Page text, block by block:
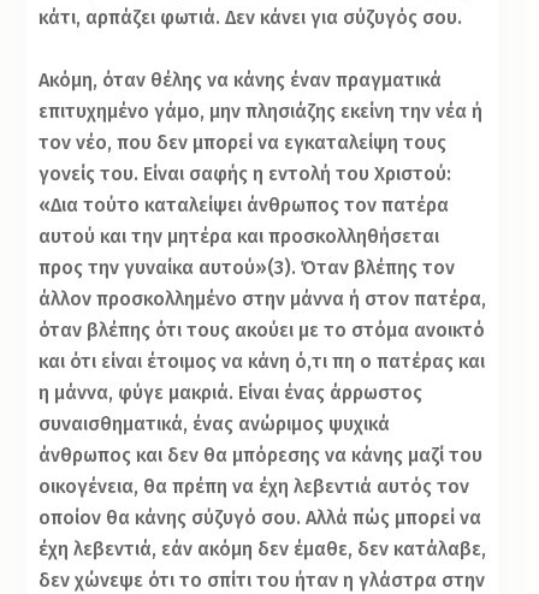
κάτι, αρπάζει φωτιά. Δεν κάνει για σύζυγός σου.
Ακόμη, όταν θέλης να κάνης έναν πραγματικά
επιτυχημένο γάμο, μην πλησιάζης εκείνη την νέα ή
τον νέο, που δεν μπορεί να εγκαταλείψη τους
γονείς του. Είναι σαφής η εντολή του Χριστού:
«Δια τούτο καταλείψει άνθρωπος τον πατέρα
αυτού και την μητέρα και προσκολληθήσεται
προς την γυναίκα αυτού»(3). Όταν βλέπης τον
άλλον προσκολλημένο στην μάννα ή στον πατέρα,
όταν βλέπης ότι τους ακούει με το στόμα ανοικτό
και ότι είναι έτοιμος να κάνη ό,τι πη ο πατέρας και
η μάννα, φύγε μακριά. Είναι ένας άρρωστος
συναισθηματικά, ένας ανώριμος ψυχικά
άνθρωπος και δεν θα μπόρεσης να κάνης μαζί του
οικογένεια, θα πρέπη να έχη λεβεντιά αυτός τον
οποίον θα κάνης σύζυγό σου. Αλλά πώς μπορεί να
έχη λεβεντιά, εάν ακόμη δεν έμαθε, δεν κατάλαβε,
δεν χώνεψε ότι το σπίτι του ήταν η γλάστρα στην